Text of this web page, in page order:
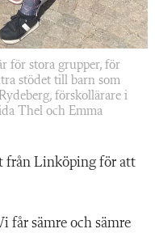
för stora grupper, för
stödet till barn som
förskollärare i
Thel och Emma
från Linköping för att
får sämre och sämre